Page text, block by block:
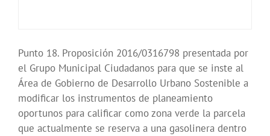
Punto 18. Proposición 2016/0316798 presentada por
el Grupo Municipal Ciudadanos para que se inste al
Área de Gobierno de Desarrollo Urbano Sostenible a
modificar los instrumentos de planeamiento
oportunos para calificar como zona verde la parcela
que actualmente se reserva a una gasolinera dentro